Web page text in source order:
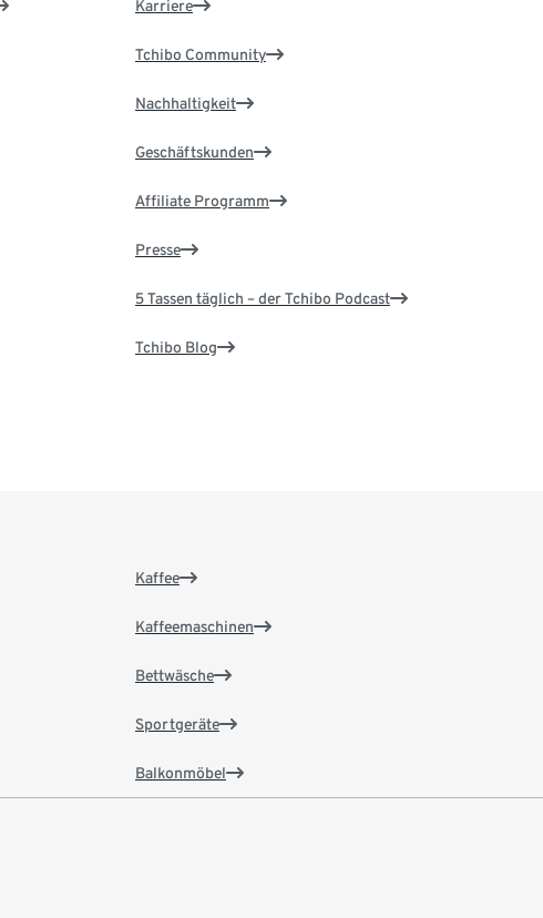
Karriere
Tchibo Community
Nachhaltigkeit
Geschäftskunden
Affiliate Programm
Presse
5 Tassen täglich – der Tchibo Podcast
Tchibo Blog
Kaffee
Kaffeemaschinen
Bettwäsche
Sportgeräte
Balkonmöbel